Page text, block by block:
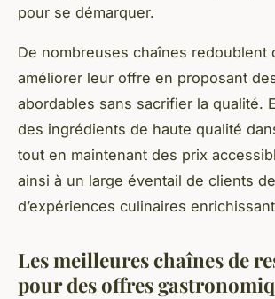
pour se démarquer.
De nombreuses chaînes redoublent
améliorer leur offre en proposant
abordables sans sacrifier la qualité.
des ingrédients de haute qualité
tout en maintenant des prix
ainsi à un large éventail de clients
d’expériences culinaires
Les meilleures chaînes de
pour des offres